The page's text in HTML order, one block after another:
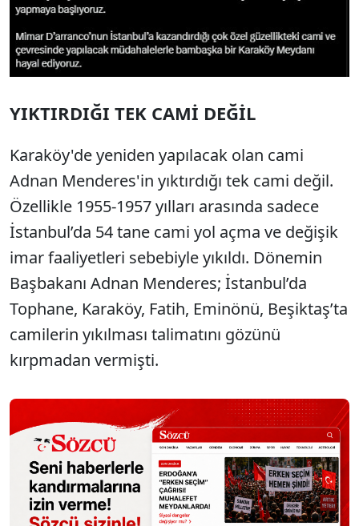
YIKTIRDIĞI TEK CAMİ DEĞİL
Karaköy'de yeniden yapılacak olan cami
Adnan Menderes'in yıktırdığı tek cami değil.
Özellikle 1955-1957 yılları arasında sadece
İstanbul’da 54 tane cami yol açma ve değişik
imar faaliyetleri sebebiyle yıkıldı. Dönemin
Başbakanı Adnan Menderes; İstanbul’da
Tophane, Karaköy, Fatih, Eminönü, Beşiktaş’ta
camilerin yıkılması talimatını gözünü
kırpmadan vermişti.